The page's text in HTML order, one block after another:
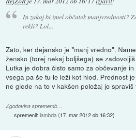
In zakaj bi imel občutek manjvrednosti?
rekli? Lol...
Zato, ker dejansko je "manj vredno".
žensko (torej nekaj boljšega) se
Lutka je dobra čisto samo za občevanje
vsega pa še tu le leži kot hlod. Prednost
ne glede na to v kakšen položaj jo
Zgodovina sprememb…
spremenil:lambda(17. mar 2012 ob 16:32)